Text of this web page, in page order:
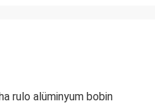
rulo alüminyum bobin